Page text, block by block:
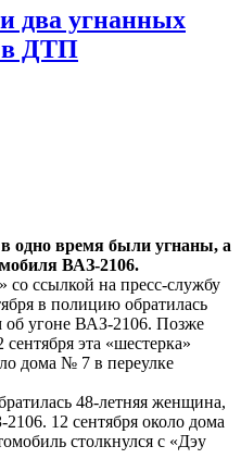
два угнанных
в ДТП
одно время были угнаны, а
ВАЗ-2106.
ссылкой на пресс-службу
в полицию обратилась
об угоне ВАЗ-2106. Позже
эта «шестерка»
дома № 7 в переулке
48-летняя женщина,
12 сентября около дома
столкнулся с «Дэу